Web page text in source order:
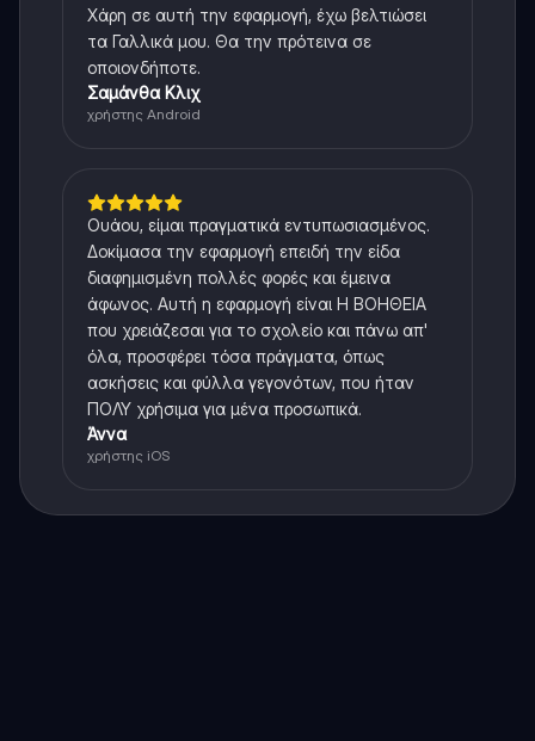
Χάρη σε αυτή την εφαρμογή, έχω βελτιώσει
τα Γαλλικά μου. Θα την πρότεινα σε
οποιονδήποτε.
Σαμάνθα Κλιχ
χρήστης Android
Ουάου, είμαι πραγματικά εντυπωσιασμένος.
Δοκίμασα την εφαρμογή επειδή την είδα
διαφημισμένη πολλές φορές και έμεινα
άφωνος. Αυτή η εφαρμογή είναι Η ΒΟΗΘΕΙΑ
που χρειάζεσαι για το σχολείο και πάνω απ'
όλα, προσφέρει τόσα πράγματα, όπως
ασκήσεις και φύλλα γεγονότων, που ήταν
ΠΟΛΥ χρήσιμα για μένα προσωπικά.
Άννα
χρήστης iOS